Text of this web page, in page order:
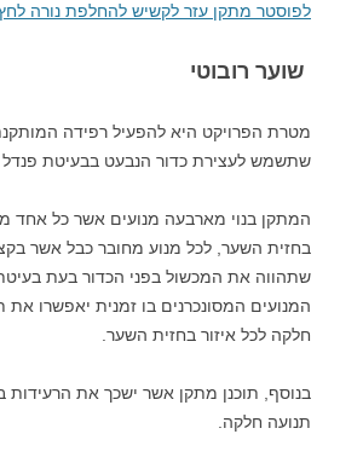
לפוסטר מתקן עזר לקשיש להחלפת נורה
שוער רובוטי
מטרת הפרויקט היא להפעיל רפידה
שתשמש לעצירת כדור הנבעט בבעיטת
המתקן בנוי מארבעה מנועים אשר כל אחד
בחזית השער, לכל מנוע מחובר כבל אשר
שתהווה את המכשול בפני הכדור בעת
המנועים המסונכרנים בו זמנית יאפשרו את
חלקה לכל איזור בחזית השער.
בנוסף, תוכנן מתקן אשר ישכך את הרעידות
תנועה חלקה.